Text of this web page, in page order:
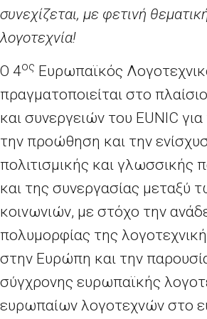
συνεχίζεται, με φετινή
λογοτεχνία!
Ο 4ος Ευρωπαϊκός
πραγματοποιείται στο
και συνεργειών του EUNIC
την προώθηση και την
πολιτισμικής και γλωσσικής
και της συνεργασίας μεταξύ
κοινωνιών, με στόχο την
πολυμορφίας της
στην Ευρώπη και την
σύγχρονης ευρωπαϊκής
ευρωπαίων λογοτεχνών στο